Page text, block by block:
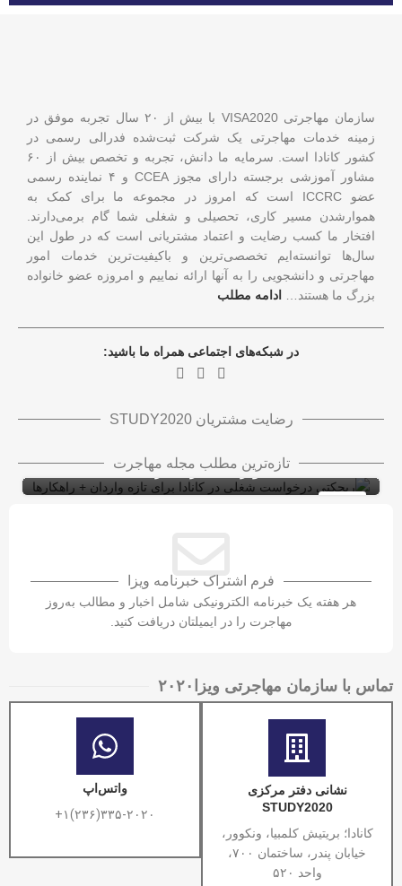
سازمان مهاجرتی VISA2020 با بیش از ۲۰ سال تجربه موفق در
زمینه خدمات مهاجرتی یک شرکت ثبت‌شده فدرالی رسمی در
کشور کانادا است. سرمایه ما دانش، تجربه و تخصص بیش از ۶۰
مشاور آموزشی برجسته دارای مجوز CCEA و ۴ نماینده رسمی
عضو ICCRC است که امروز در مجموعه ما برای کمک به
هموارشدن مسیر کاری، تحصیلی و شغلی شما گام برمی‌دارند.
افتخار ما کسب رضایت و اعتماد مشتریانی است که در طول این
سال‌ها توانسته‌ایم تخصصی‌ترین و باکیفیت‌ترین خدمات امور
مهاجرتی و دانشجویی را به آنها ارائه نماییم و امروزه عضو خانواده
بزرگ ما هستند… ادامه مطلب
در شبکه‌های اجتماعی همراه ما باشید:
رضایت مشتریان STUDY2020
ویزای کار
ویزای کاری کانادا با LMIA
تازه‌ترین مطلب مجله مهاجرت
واردان + راهکارها
فرم اشتراک خبرنامه ویزا
هر هفته یک خبرنامه الکترونیکی شامل اخبار و مطالب به‌روز
مهاجرت را در ایمیلتان دریافت کنید.
تماس با سازمان مهاجرتی ویزا۲۰۲۰​
نشانی دفتر مرکزی
STUDY2020
کانادا؛ بریتیش کلمبیا، ونکوور،
خیابان پندر، ساختمان ۷۰۰،
واحد ۵۲۰
واتس‌اپ
۳۳۵-۲۰۲۰(۲۳۶)۱+